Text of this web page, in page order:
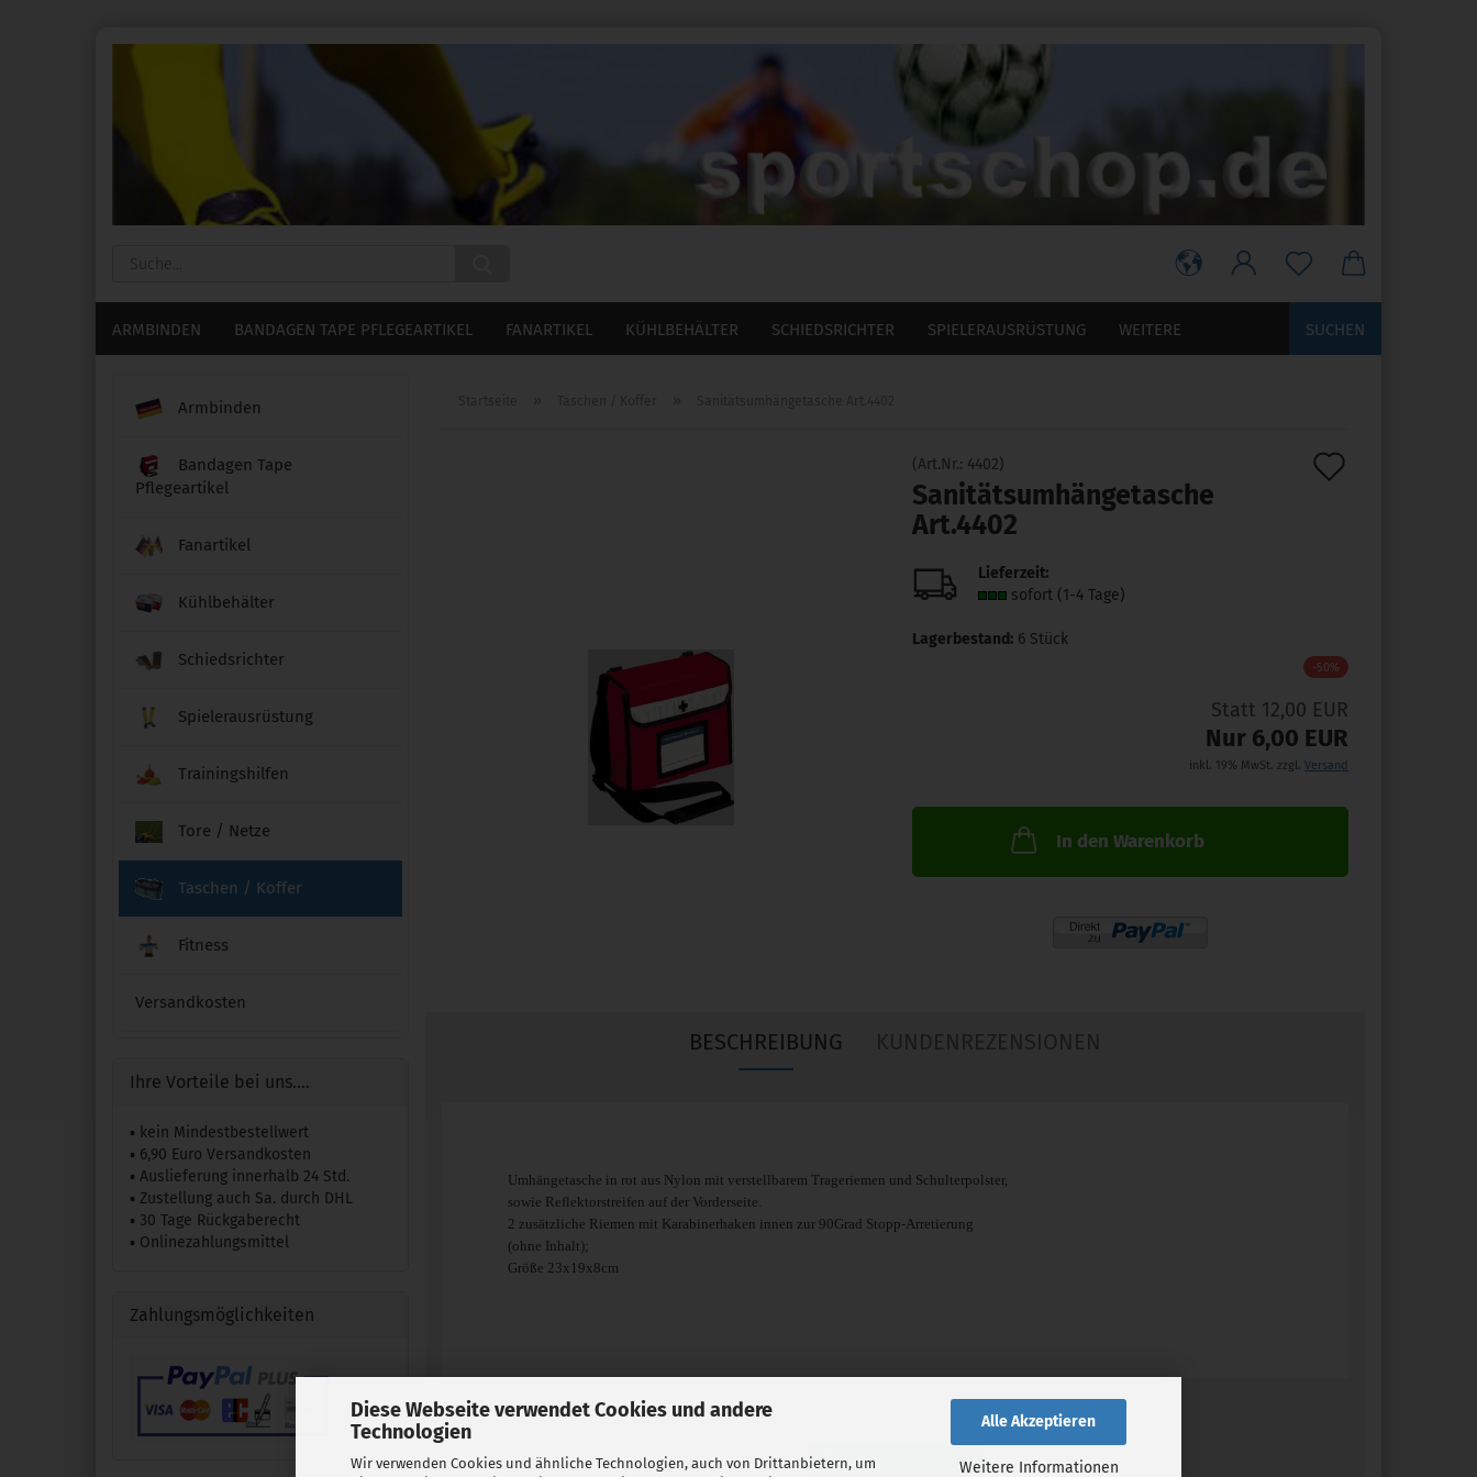
Diese Webseite verwendet Cookies und andere
Technologien
Wir verwenden Cookies und ähnliche Technologien, auch von Drittanbietern, um
Alle Akzeptieren
Weitere Informationen
ARMBINDEN BANDAGEN TAPE PFLEGEARTIKEL FANARTIKEL KÜHLBEHÄLTER SCHIEDSRICHTER SPIELERAUSRÜSTUNG SUCHEN
WEITERE
(Art.Nr.: 4402)
Sanitätsumhängetasche
Art.4402
Lieferzeit:
sofort (1-4 Tage)
Lagerbestand: 6 Stück
-50%
Statt 12,00 EUR
Nur 6,00 EUR
inkl. 19% MwSt. zzgl. Versand
In den Warenkorb
BESCHREIBUNG
Umhängetasche in rot aus Nylon mit verstellbarem Trageriemen und Schulterpolster,
sowie Reflektorstreifen auf der Vorderseite.
2 zusätzliche Riemen mit Karabinerhaken innen zur 90Grad Stopp-Arretierung
(ohne Inhalt);
Größe 23x19x8cm
teilen
Armbinden
Bandagen Tape
Pflegeartikel
Fanartikel
Kühlbehälter
Schiedsrichter
Spielerausrüstung
Trainingshilfen
Tore / Netze
Taschen / Koffer
Fitness
Versandkosten
Ihre Vorteile bei uns....
▪ kein Mindestbestellwert
▪ 6,90 Euro Versandkosten
▪ Auslieferung innerhalb 24 Std.
▪ Zustellung auch Sa. durch DHL
▪ 30 Tage Rückgaberecht
▪ Onlinezahlungsmittel
Zahlungsmöglichkeiten